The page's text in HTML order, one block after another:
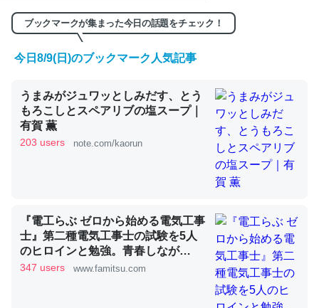
くらい。小説でいう「ずっと前の伏線」は回収されないけ
ど、短期記憶というには多い分量。進化すればするほど分
かりやすく強くなりそう
─GPTの仕組みと限界についての考察（１） - conceptualization
昆虫ってカルシウム少ないのか。知らんかった。調べたら
コオロギのカルシウム分はエビの600分の1程度。
─ニュース :: 【研究発表】昆虫学の大問題＝「昆虫はなぜ海にいな
ブックマークが集まった今日の話題をチェック！
今日8/9(日)のブックマーク人気記事
うまみがジュワッとしみだす、とう
もろこしとスペアリブの塩スープ｜
有賀 薫
203 users note.com/kaorun
『電工らぶ ゼロから始める電気工事
士』第二種電気工事士の試験を5人
のヒロインと勉強。青春しなが
ら“過去問1000問”や“本番形式CBT
347 users www.famitsu.com